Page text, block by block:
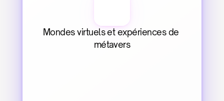
Mondes virtuels et expériences de
métavers